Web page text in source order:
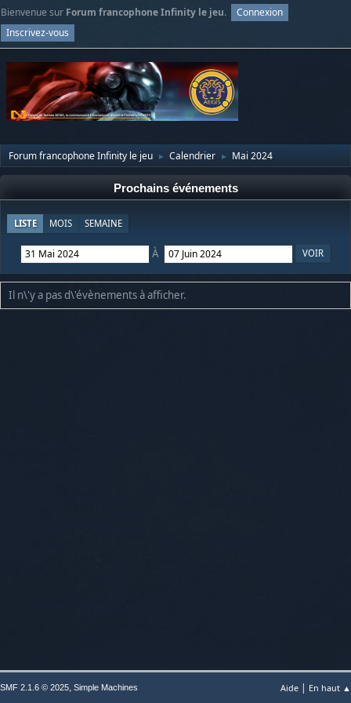
Bienvenue sur Forum francophone Infinity le jeu.
Connexion
Inscrivez-vous
Forum francophone Infinity le jeu ► Calendrier ► Mai 2024
Prochains événements
LISTE MOIS SEMAINE
À
Il n\'y a pas d\'évènements à afficher.
Aide | En haut ▲
SMF 2.1.6 © 2025, Simple Machines